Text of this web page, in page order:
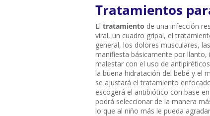
Tratamientos
El tratamiento de una infección
viral, un cuadro gripal, el
general, los dolores musculares,
manifiesta básicamente por
malestar con el uso de
la buena hidratación del bebé y el
se ajustará el tratamiento
escogerá el antibiótico con base
podrá seleccionar de la manera
lo que al niño más le pueda